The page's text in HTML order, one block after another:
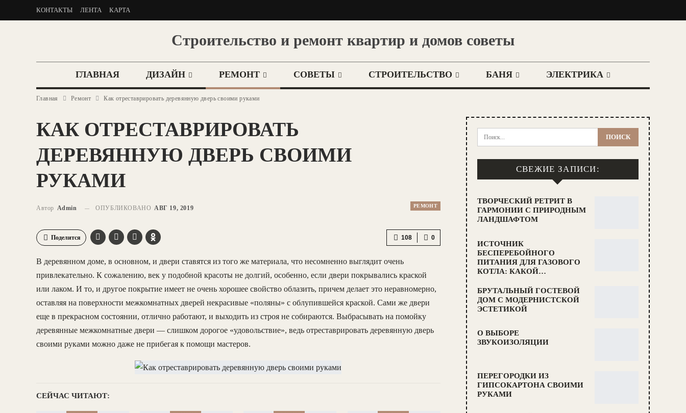
КОНТАКТЫ ЛЕНТА КАРТА
Строительство и ремонт квартир и домов советы
ГЛАВНАЯ ДИЗАЙН РЕМОНТ СОВЕТЫ СТРОИТЕЛЬСТВО БАНЯ ЭЛЕКТРИКА
Главная Ремонт Как отреставрировать деревянную дверь своими руками
КАК ОТРЕСТАВРИРОВАТЬ
ДЕРЕВЯННУЮ ДВЕРЬ СВОИМИ
РУКАМИ
РЕМОНТ
Автор Admin ОПУБЛИКОВАНО АВГ 19, 2019
0
108
Поделится
В деревянном доме, в основном, и двери ставятся из того же материала, что несомненно выглядит очень
привлекательно. К сожалению, век у подобной красоты не долгий, особенно, если двери покрывались краской
или лаком. И то, и другое покрытие имеет не очень хорошее свойство облазить, причем делает это неравномерно,
оставляя на поверхности межкомнатных дверей некрасивые «поляны» с облупившейся краской. Сами же двери
еще в прекрасном состоянии, отлично работают, и выходить из строя не собираются. Выбрасывать на помойку
деревянные межкомнатные двери — слишком дорогое «удовольствие», ведь отреставрировать деревянную дверь
своими руками можно даже не прибегая к помощи мастеров.
СЕЙЧАС ЧИТАЮТ:
СВЕЖИЕ ЗАПИСИ:
ТВОРЧЕСКИЙ РЕТРИТ В
ГАРМОНИИ С ПРИРОДНЫМ
ЛАНДШАФТОМ
ИСТОЧНИК
БЕСПЕРЕБОЙНОГО
ПИТАНИЯ ДЛЯ ГАЗОВОГО
КОТЛА: КАКОЙ…
БРУТАЛЬНЫЙ ГОСТЕВОЙ
ДОМ С МОДЕРНИСТСКОЙ
ЭСТЕТИКОЙ
О ВЫБОРЕ
ЗВУКОИЗОЛЯЦИИ
ПЕРЕГОРОДКИ ИЗ
ГИПСОКАРТОНА СВОИМИ
РУКАМИ